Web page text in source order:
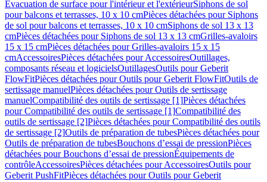
Evacuation de surface pour l'intérieur et l'extérieurSiphons de sol
pour balcons et terrasses, 10 x 10 cmPièces détachées pour Siphons
de sol pour balcons et terrasses, 10 x 10 cmSiphons de sol 13 x 13
cmPièces détachées pour Siphons de sol 13 x 13 cmGrilles-avaloirs
15 x 15 cmPièces détachées pour Grilles-avaloirs 15 x 15
cmAccessoiresPièces détachées pour AccessoiresOutillages,
composants réseau et logicielsOutillagesOutils pour Geberit
FlowFitPièces détachées pour Outils pour Geberit FlowFitOutils de
sertissage manuelPièces détachées pour Outils de sertissage
manuelCompatibilité des outils de sertissage [1]Pièces détachées
pour Compatibilité des outils de sertissage [1]Compatibilité des
outils de sertissage [2]Pièces détachées pour Compatibilité des outils
de sertissage [2]Outils de préparation de tubesPièces détachées pour
Outils de préparation de tubesBouchons d’essai de pressionPièces
détachées pour Bouchons d’essai de pressionÉquipements de
contrôleAccessoiresPièces détachées pour AccessoiresOutils pour
Geberit PushFitPièces détachées pour Outils pour Geberit